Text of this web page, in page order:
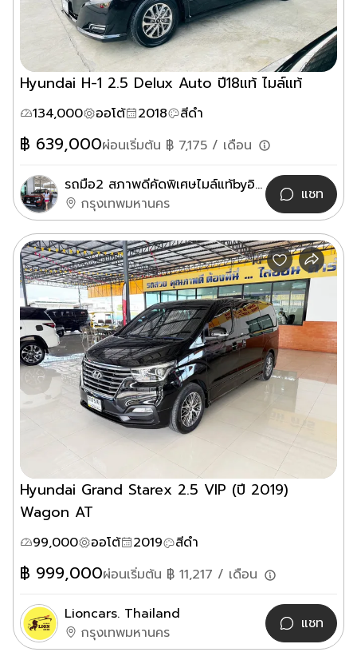
Hyundai H-1 2.5 Delux Auto ปี18แท้ ไมล์แท้
134,000 ออโต้ 2018 สีดำ
฿ 639,000ผ่อนเริ่มต้น ฿ 7,175 / เดือน
รถมือ2 สภาพดีคัดพิเศษไมล์แท้byอิณ
กรุงเทพมหานคร
แชท
Hyundai Grand Starex 2.5 VIP (ปี 2019)
Wagon AT
99,000 ออโต้ 2019 สีดำ
฿ 999,000ผ่อนเริ่มต้น ฿ 11,217 / เดือน
Lioncars. Thailand
กรุงเทพมหานคร
แชท